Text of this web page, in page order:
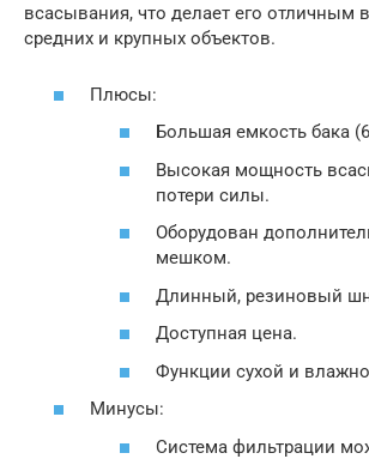
всасывания, что делает его отличным
средних и крупных объектов.
Плюсы:
Большая емкость бака
Высокая мощность
потери силы.
Оборудован
мешком.
Длинный, резиновый
Доступная цена.
Функции сухой и
Минусы:
Система фильтрации